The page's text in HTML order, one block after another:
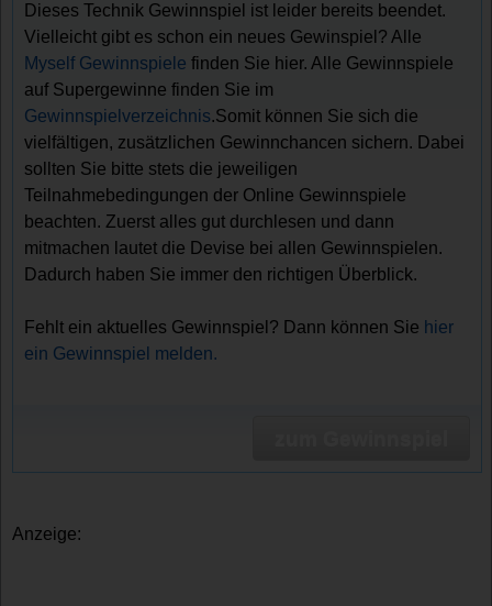
Dieses Technik Gewinnspiel ist leider bereits beendet.
Vielleicht gibt es schon ein neues Gewinspiel? Alle
Myself Gewinnspiele finden Sie hier. Alle Gewinnspiele
auf Supergewinne finden Sie im
Gewinnspielverzeichnis.Somit können Sie sich die
vielfältigen, zusätzlichen Gewinnchancen sichern. Dabei
sollten Sie bitte stets die jeweiligen
Teilnahmebedingungen der Online Gewinnspiele
beachten. Zuerst alles gut durchlesen und dann
mitmachen lautet die Devise bei allen Gewinnspielen.
Dadurch haben Sie immer den richtigen Überblick.
Fehlt ein aktuelles Gewinnspiel? Dann können Sie hier
ein Gewinnspiel melden.
Anzeige: